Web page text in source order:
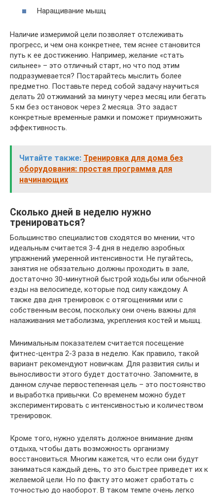
Наращивание мышц
Наличие измеримой цели позволяет отслеживать
прогресс, и чем она конкретнее, тем яснее становится
путь к ее достижению. Например, желание «стать
сильнее» – это отличный старт, но что под этим
подразумевается? Постарайтесь мыслить более
предметно. Поставьте перед собой задачу научиться
делать 20 отжиманий за минуту через месяц или бегать
5 км без остановок через 2 месяца. Это задаст
конкретные временные рамки и поможет приумножить
эффективность.
Читайте также: Тренировка для дома без
оборудования: простая программа для
начинающих
Сколько дней в неделю нужно
тренироваться?
Большинство специалистов сходятся во мнении, что
идеальным считается 3-4 дня в неделю аэробных
упражнений умеренной интенсивности. Не пугайтесь,
занятия не обязательно должны проходить в зале,
достаточно 30-минутной быстрой ходьбы или обычной
езды на велосипеде, которые под силу каждому. А
также два дня тренировок с отягощениями или с
собственным весом, поскольку они очень важны для
налаживания метаболизма, укрепления костей и мышц.
Минимальным показателем считается посещение
фитнес-центра 2-3 раза в неделю. Как правило, такой
вариант рекомендуют новичкам. Для развития силы и
выносливости этого будет достаточно. Запомните, в
данном случае первостепенная цель – это постоянство
и выработка привычки. Со временем можно будет
экспериментировать с интенсивностью и количеством
тренировок.
Кроме того, нужно уделять должное внимание дням
отдыха, чтобы дать возможность организму
восстановиться. Многим кажется, что если они будут
заниматься каждый день, то это быстрее приведет их к
желаемой цели. Но по факту это может сработать с
точностью до наоборот. В таком темпе очень легко